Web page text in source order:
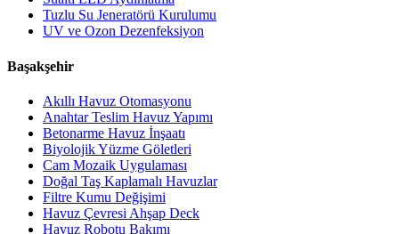
Tuzlu Su Jeneratörü Kurulumu
UV ve Ozon Dezenfeksiyon
Başakşehir
Akıllı Havuz Otomasyonu
Anahtar Teslim Havuz Yapımı
Betonarme Havuz İnşaatı
Biyolojik Yüzme Göletleri
Cam Mozaik Uygulaması
Doğal Taş Kaplamalı Havuzlar
Filtre Kumu Değişimi
Havuz Çevresi Ahşap Deck
Havuz Robotu Bakımı